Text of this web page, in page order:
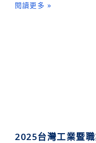
閱讀更多 »
2025台灣工業暨